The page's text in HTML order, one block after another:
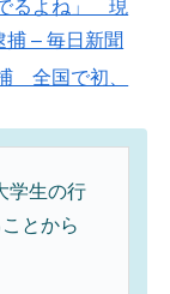
るよね」 現
– 毎日新聞
全国で初、
学生の行
とから